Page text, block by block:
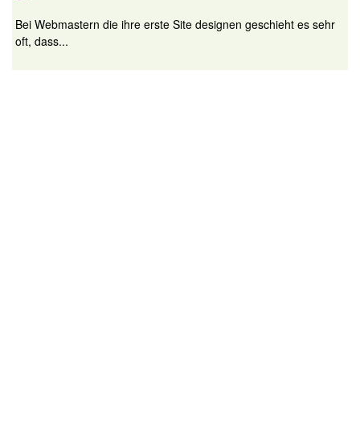
Bei Webmastern die ihre erste Site designen geschieht es sehr
oft, dass...